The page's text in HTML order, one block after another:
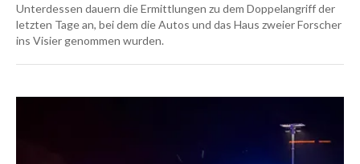
Unterdessen dauern die Ermittlungen zu dem Doppelangriff der
letzten Tage an, bei dem die Autos und das Haus zweier Forscher
ins Visier genommen wurden.